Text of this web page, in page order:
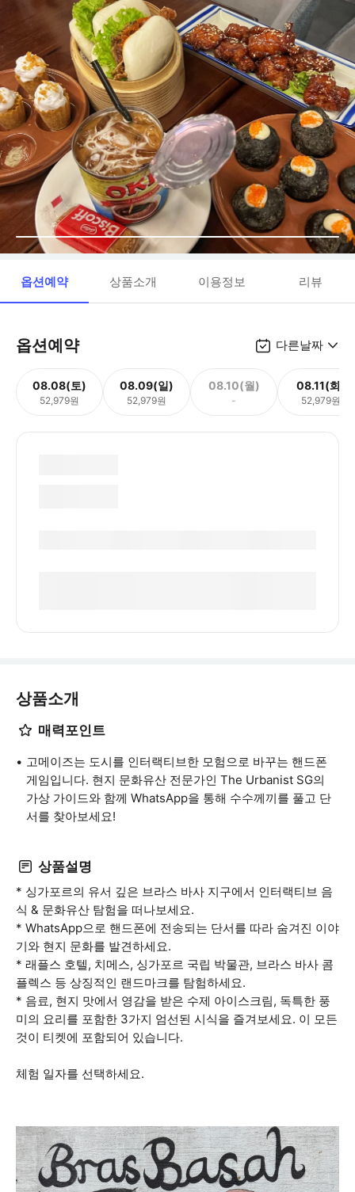
옵션예약 상품소개 이용정보 리뷰
옵션예약 다른날짜
08.08(토)
52,979원
08.09(일)
52,979원
08.10(월)
-
08.11(화)
52,979원
상품소개
매력포인트
고메이즈는 도시를 인터랙티브한 모험으로 바꾸는 핸드폰
게임입니다. 현지 문화유산 전문가인 The Urbanist SG의
가상 가이드와 함께 WhatsApp을 통해 수수께끼를 풀고 단
서를 찾아보세요!
상품설명
* 싱가포르의 유서 깊은 브라스 바사 지구에서 인터랙티브 음
식 & 문화유산 탐험을 떠나보세요.
* WhatsApp으로 핸드폰에 전송되는 단서를 따라 숨겨진 이야
기와 현지 문화를 발견하세요.
* 래플스 호텔, 치메스, 싱가포르 국립 박물관, 브라스 바사 콤
플렉스 등 상징적인 랜드마크를 탐험하세요.
* 음료, 현지 맛에서 영감을 받은 수제 아이스크림, 독특한 풍
미의 요리를 포함한 3가지 엄선된 시식을 즐겨보세요. 이 모든
것이 티켓에 포함되어 있습니다.
체험 일자를 선택하세요.